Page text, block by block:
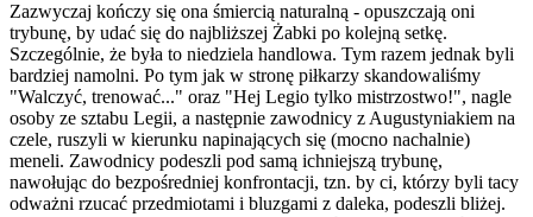
Zazwyczaj kończy się ona śmiercią naturalną - opuszczają oni
trybunę, by udać się do najbliższej Żabki po kolejną setkę.
Szczególnie, że była to niedziela handlowa. Tym razem jednak byli
bardziej namolni. Po tym jak w stronę piłkarzy skandowaliśmy
"Walczyć, trenować..." oraz "Hej Legio tylko mistrzostwo!", nagle
osoby ze sztabu Legii, a następnie zawodnicy z Augustyniakiem na
czele, ruszyli w kierunku napinających się (mocno nachalnie)
meneli. Zawodnicy podeszli pod samą ichniejszą trybunę,
nawołując do bezpośredniej konfrontacji, tzn. by ci, którzy byli tacy
odważni rzucać przedmiotami i bluzgami z daleka, podeszli bliżej.